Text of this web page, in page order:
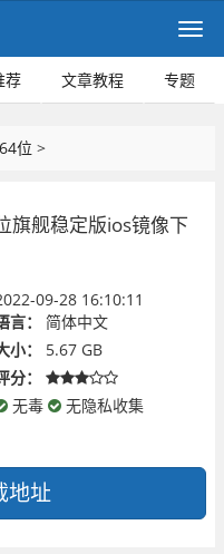
荐 文章教程 专题
64位 >
舰稳定版ios镜像下
09-28 16:10:11
言：
简体中文
小：
5.67 GB
分：
无毒
无隐私收集
地址